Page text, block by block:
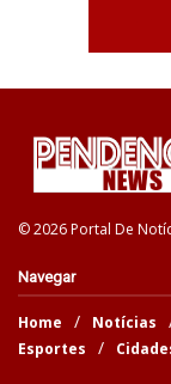
© 2026 Portal De
Navegar
Home Notícias
Esportes